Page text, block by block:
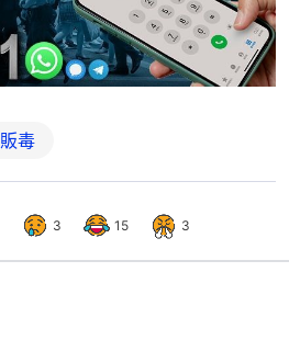
販毒
3 15 3